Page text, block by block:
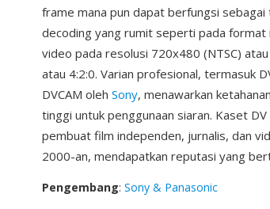
frame mana pun dapat berfungsi
decoding yang rumit seperti pada
video pada resolusi 720x480 (NTSC)
atau 4:2:0. Varian profesional, termasuk
DVCAM oleh Sony, menawarkan
tinggi untuk penggunaan siaran. Kaset
pembuat film independen, jurnalis, dan
2000-an, mendapatkan reputasi yang
Pengembang: Sony & Panasonic